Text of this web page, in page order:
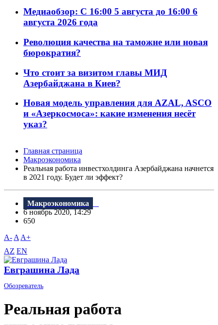
Медиаобзор: С 16:00 5 августа до 16:00 6
августа 2026 года
Революция качества на таможне или новая
бюрократия?
Что стоит за визитом главы МИД
Азербайджана в Киев?
Новая модель управления для AZAL, ASCO
и «Азеркосмоса»: какие изменения несёт
указ?
Главная страница
Макроэкономика
Реальная работа инвестхолдинга Азербайджана начнется
в 2021 году. Будет ли эффект?
Макроэкономика
6 ноябрь 2020, 14:29
650
A- A A+
AZ EN
Евграшина Лада
Обозреватель
Реальная работа